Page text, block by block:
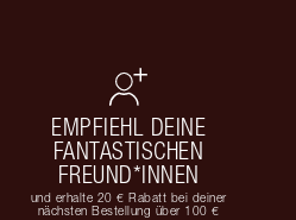
EMPFIEHL DEINE
FANTASTISCHEN
FREUND*INNEN
und erhalte 20 € Rabatt bei deiner
nächsten Bestellung über 100 €